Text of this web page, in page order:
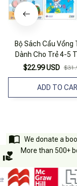
Bộ Sách Cầu Vồng
Dành Cho Trẻ 4-5
Quyển)
$22.99 USD
ADD TO
We donate a
More than 500+